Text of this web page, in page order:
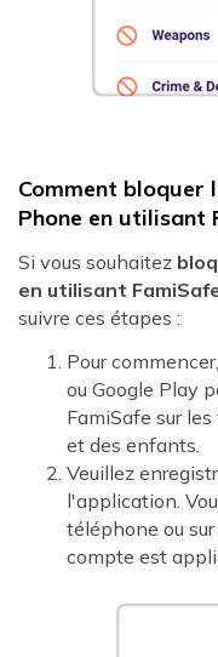
Comment bloquer
Phone en utilisant
Si vous souhaitez
en utilisant
suivre ces étapes :
Pour
ou Google Play
FamiSafe sur
et des enfants.
Veuillez
l'application.
téléphone ou
compte est